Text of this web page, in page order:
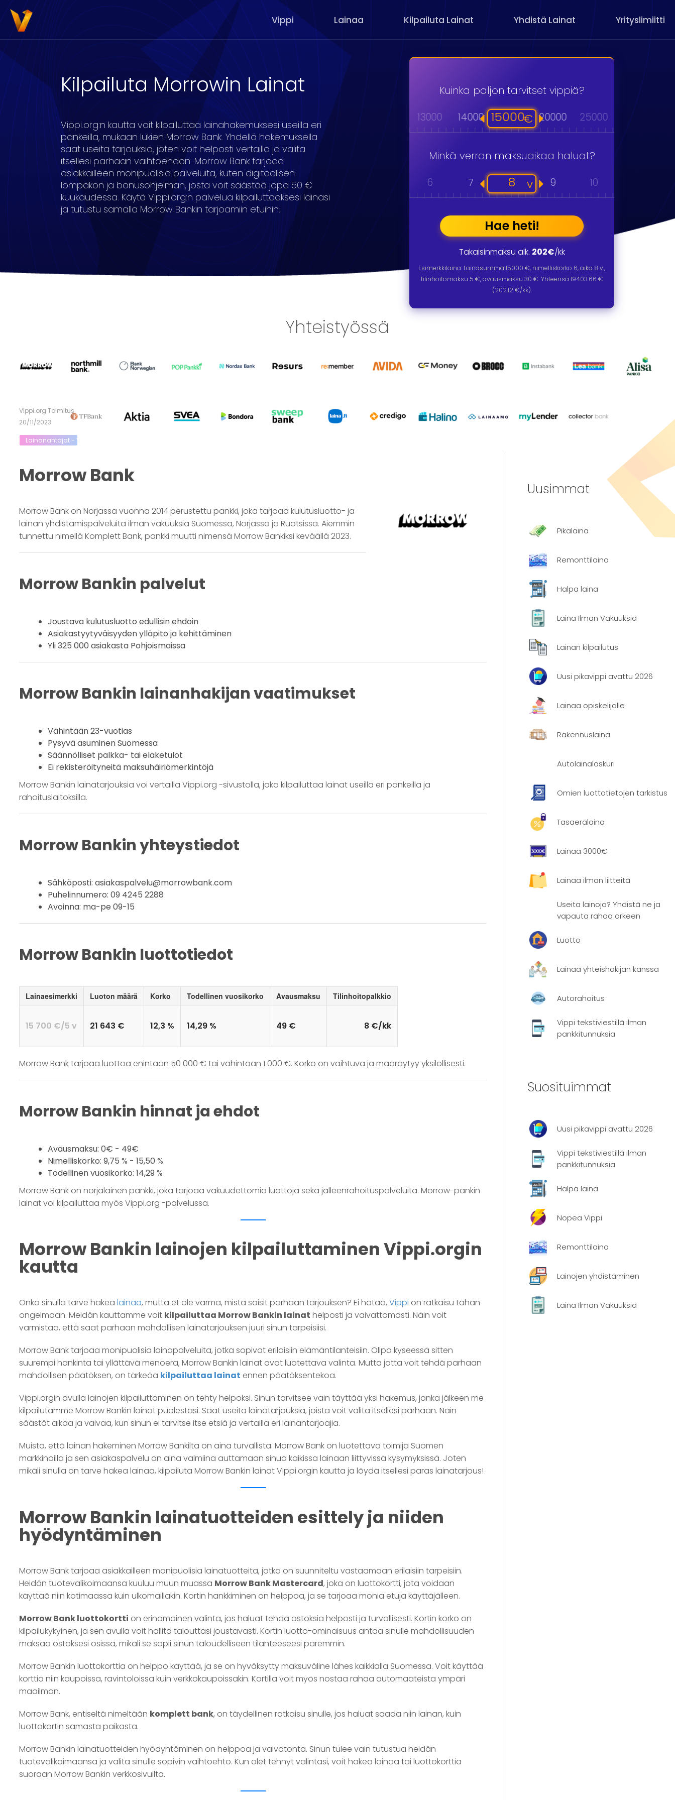
Vippi Lainaa Kilpailuta Lainat Yhdistä Lainat Yrityslimiitti
Kilpailuta Morrowin Lainat
Vippi.org:n kautta voit kilpailuttaa lainahakemuksesi useilla eri
pankeilla, mukaan lukien Morrow Bank. Yhdellä hakemuksella
saat useita tarjouksia, joten voit helposti vertailla ja valita
itsellesi parhaan vaihtoehdon. Morrow Bank tarjoaa
asiakkailleen monipuolisia palveluita, kuten digitaalisen
lompakon ja bonusohjelman, josta voit säästää jopa 50 €
kuukaudessa. Käytä Vippi.org:n palvelua kilpailuttaaksesi lainasi
ja tutustu samalla Morrow Bankin tarjoamiin etuihin.
Kuinka paljon tarvitset vippiä?
€
3000 4000 8000 9000 11000 13000 14000 15000 20000 25000 30000
Minkä verran maksuaikaa haluat?
v
17 18 19 20 1 2 3 6 7 8 9 10
Hae heti!
Takaisinmaksu alk. 202€/kk
Esimerkkilaina: Lainasumma15000 €, nimelliskorko 6, aika 8 v.,
tilinhoitomaksu 5 €, avausmaksu 30 €. Yhteensä 19403.66 €
(202.12 €/kk).
Yhteistyössä
Vippi.org Toimitus
20/11/2023
Lainanantajat - Vippi.org:n yhteistyöpankit ja rahoituslaitokset
Morrow Bank
Morrow Bank on Norjassa vuonna 2014 perustettu pankki, joka tarjoaa kulutusluotto- ja
lainan yhdistämispalveluita ilman vakuuksia Suomessa, Norjassa ja Ruotsissa. Aiemmin
tunnettu nimellä Komplett Bank, pankki muutti nimensä Morrow Bankiksi keväällä 2023.
Morrow Bankin palvelut
Joustava kulutusluotto edullisin ehdoin
Asiakastyytyväisyyden ylläpito ja kehittäminen
Yli 325 000 asiakasta Pohjoismaissa
Morrow Bankin lainanhakijan vaatimukset
Vähintään 23-vuotias
Pysyvä asuminen Suomessa
Säännölliset palkka- tai eläketulot
Ei rekisteröityneitä maksuhäiriömerkintöjä
Morrow Bankin lainatarjouksia voi vertailla Vippi.org -sivustolla, joka kilpailuttaa lainat useilla eri pankeilla ja
rahoituslaitoksilla.
Morrow Bankin yhteystiedot
Sähköposti: asiakaspalvelu@morrowbank.com
Puhelinnumero: 09 4245 2288
Avoinna: ma-pe 09-15
Morrow Bankin luottotiedot
Lainaesimerkki Luoton määrä Korko Todellinen vuosikorko Avausmaksu Tilinhoitopalkkio
15 700 €/5 v 21 643 € 12,3 % 14,29 % 49 € 8 €/kk
Morrow Bank tarjoaa luottoa enintään 50 000 € tai vähintään 1 000 €. Korko on vaihtuva ja määräytyy yksilöllisesti.
Morrow Bankin hinnat ja ehdot
Avausmaksu: 0€ - 49€
Nimelliskorko: 9,75 % - 15,50 %
Todellinen vuosikorko: 14,29 %
Morrow Bank on norjalainen pankki, joka tarjoaa vakuudettomia luottoja sekä jälleenrahoituspalveluita. Morrow-pankin
lainat voi kilpailuttaa myös Vippi.org -palvelussa.
Morrow Bankin lainojen kilpailuttaminen Vippi.orgin
kautta
Onko sinulla tarve hakea lainaa, mutta et ole varma, mistä saisit parhaan tarjouksen? Ei hätää, Vippi on ratkaisu tähän
ongelmaan. Meidän kauttamme voit kilpailuttaa Morrow Bankin lainat helposti ja vaivattomasti. Näin voit
varmistaa, että saat parhaan mahdollisen lainatarjouksen juuri sinun tarpeisiisi.
Morrow Bank tarjoaa monipuolisia lainapalveluita, jotka sopivat erilaisiin elämäntilanteisiin. Olipa kyseessä sitten
suurempi hankinta tai yllättävä menoerä, Morrow Bankin lainat ovat luotettava valinta. Mutta jotta voit tehdä parhaan
mahdollisen päätöksen, on tärkeää kilpailuttaa lainat ennen päätöksentekoa.
Vippi.orgin avulla lainojen kilpailuttaminen on tehty helpoksi. Sinun tarvitsee vain täyttää yksi hakemus, jonka jälkeen me
kilpailutamme Morrow Bankin lainat puolestasi. Saat useita lainatarjouksia, joista voit valita itsellesi parhaan. Näin
säästät aikaa ja vaivaa, kun sinun ei tarvitse itse etsiä ja vertailla eri lainantarjoajia.
Muista, että lainan hakeminen Morrow Bankilta on aina turvallista. Morrow Bank on luotettava toimija Suomen
markkinoilla ja sen asiakaspalvelu on aina valmiina auttamaan sinua kaikissa lainaan liittyvissä kysymyksissä. Joten
mikäli sinulla on tarve hakea lainaa, kilpailuta Morrow Bankin lainat Vippi.orgin kautta ja löydä itsellesi paras lainatarjous!
Morrow Bankin lainatuotteiden esittely ja niiden
hyödyntäminen
Morrow Bank tarjoaa asiakkailleen monipuolisia lainatuotteita, jotka on suunniteltu vastaamaan erilaisiin tarpeisiin.
Heidän tuotevalikoimaansa kuuluu muun muassa Morrow Bank Mastercard, joka on luottokortti, jota voidaan
käyttää niin kotimaassa kuin ulkomaillakin. Kortin hankkiminen on helppoa, ja se tarjoaa monia etuja käyttäjälleen.
Morrow Bank luottokortti on erinomainen valinta, jos haluat tehdä ostoksia helposti ja turvallisesti. Kortin korko on
kilpailukykyinen, ja sen avulla voit hallita talouttasi joustavasti. Kortin luotto-ominaisuus antaa sinulle mahdollisuuden
maksaa ostoksesi osissa, mikäli se sopii sinun taloudelliseen tilanteeseesi paremmin.
Morrow Bankin luottokorttia on helppo käyttää, ja se on hyväksytty maksuväline lähes kaikkialla Suomessa. Voit käyttää
korttia niin kaupoissa, ravintoloissa kuin verkkokaupoissakin. Kortilla voit myös nostaa rahaa automaateista ympäri
maailman.
Morrow Bank, entiseltä nimeltään komplett bank, on täydellinen ratkaisu sinulle, jos haluat saada niin lainan, kuin
luottokortin samasta paikasta.
Morrow Bankin lainatuotteiden hyödyntäminen on helppoa ja vaivatonta. Sinun tulee vain tutustua heidän
tuotevalikoimaansa ja valita sinulle sopivin vaihtoehto. Kun olet tehnyt valintasi, voit hakea lainaa tai luottokorttia
suoraan Morrow Bankin verkkosivuilta.
Uusimmat
Pikalaina
Remonttilaina
Halpa laina
Laina Ilman Vakuuksia
Lainan kilpailutus
Uusi pikavippi avattu 2026
Lainaa opiskelijalle
Rakennuslaina
Autolainalaskuri
Omien luottotietojen tarkistus
Tasaerälaina
Lainaa 3000€
Lainaa ilman liitteitä
Useita lainoja? Yhdistä ne ja
vapauta rahaa arkeen
Luotto
Lainaa yhteishakijan kanssa
Autorahoitus
Vippi tekstiviestillä ilman
pankkitunnuksia
Suosituimmat
Uusi pikavippi avattu 2026
Vippi tekstiviestillä ilman
pankkitunnuksia
Halpa laina
Nopea Vippi
Remonttilaina
Lainojen yhdistäminen
Laina Ilman Vakuuksia